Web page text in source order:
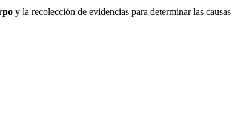
y la recolección de evidencias para determinar las causas